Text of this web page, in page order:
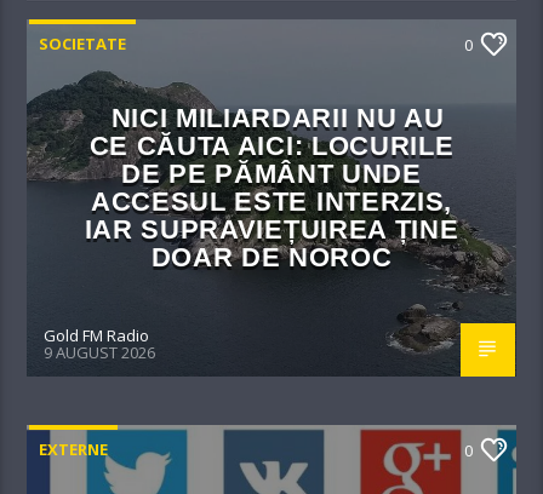
SOCIETATE 0
NICI MILIARDARII NU AU
CE CĂUTA AICI: LOCURILE
DE PE PĂMÂNT UNDE
ACCESUL ESTE INTERZIS,
IAR SUPRAVIEȚUIREA ȚINE
DOAR DE NOROC
Gold FM Radio
9 AUGUST 2026
EXTERNE 0